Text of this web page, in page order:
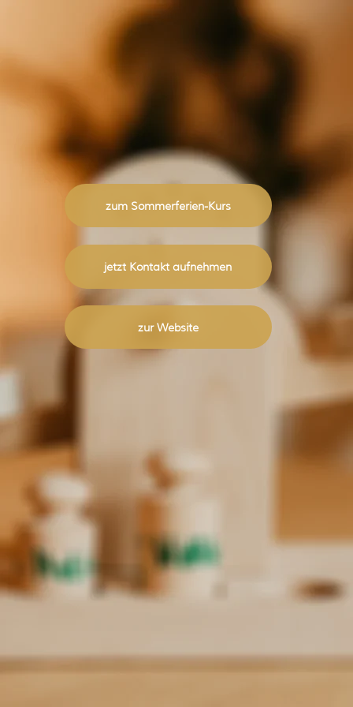
zum Sommerferien-Kurs
jetzt Kontakt aufnehmen
zur Website